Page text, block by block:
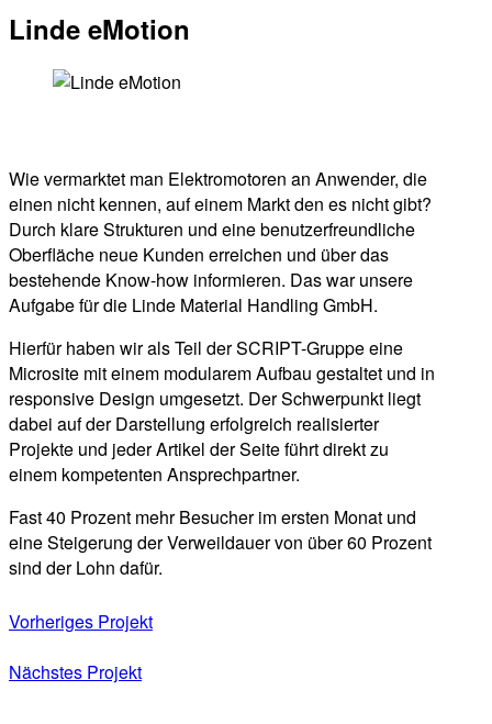
Linde eMotion
Wie vermarktet man Elektromotoren an Anwender, die
einen nicht kennen, auf einem Markt den es nicht gibt?
Durch klare Strukturen und eine benutzerfreundliche
Oberfläche neue Kunden erreichen und über das
bestehende Know-how informieren. Das war unsere
Aufgabe für die Linde Material Handling GmbH.
Hierfür haben wir als Teil der SCRIPT-Gruppe eine
Microsite mit einem modularem Aufbau gestaltet und in
responsive Design umgesetzt. Der Schwerpunkt liegt
dabei auf der Darstellung erfolgreich realisierter
Projekte und jeder Artikel der Seite führt direkt zu
einem kompetenten Ansprechpartner.
Fast 40 Prozent mehr Besucher im ersten Monat und
eine Steigerung der Verweildauer von über 60 Prozent
sind der Lohn dafür.
Vorheriges Projekt
Nächstes Projekt